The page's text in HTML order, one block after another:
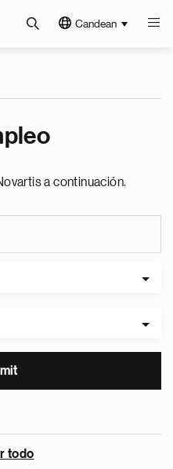
Candean
a continuación.
todo